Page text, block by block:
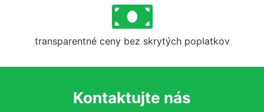
transparentné ceny bez skrytých poplatkov
Kontaktujte nás